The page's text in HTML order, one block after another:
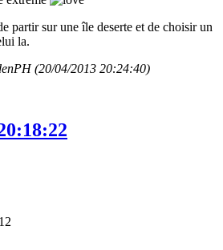
partir sur une île deserte et de choisir un
la.
(20/04/2013 20:24:40)